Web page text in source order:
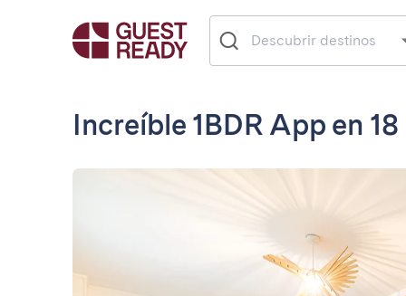
Increíble 1BDR App en